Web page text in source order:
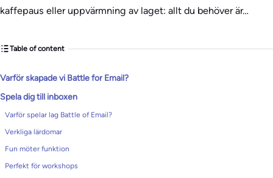
kaffepaus eller uppvärmning av laget: allt du behöver är…
Table of content
Varför skapade vi Battle for Email?
Spela dig till inboxen
Varför spelar lag Battle of Email?
Verkliga lärdomar
Fun möter funktion
Perfekt för workshops